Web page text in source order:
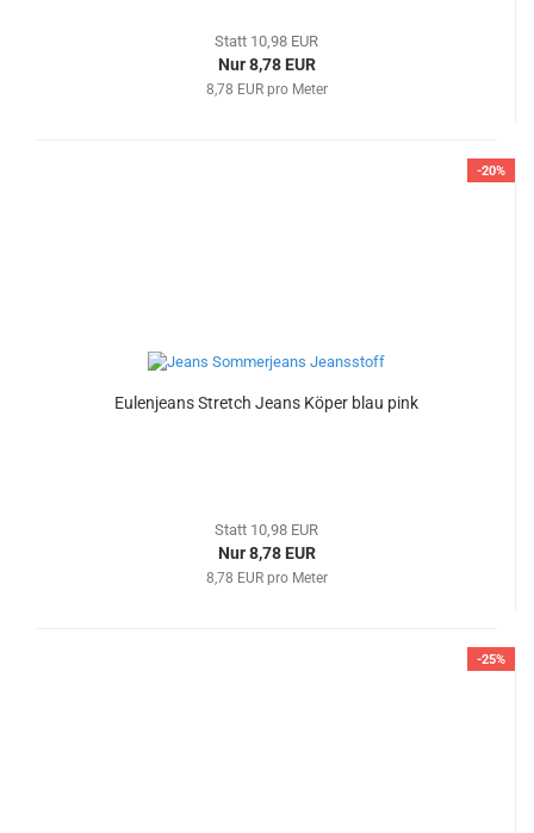
Statt 10,98 EUR
Nur 8,78 EUR
8,78 EUR pro Meter
-20%
Eulenjeans Stretch Jeans Köper blau pink
Statt 10,98 EUR
Nur 8,78 EUR
8,78 EUR pro Meter
-25%